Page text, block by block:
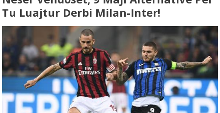
Tu Luajtur Derbi Milan-Inter!